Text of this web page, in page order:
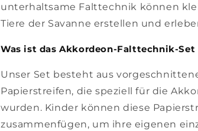
unterhaltsame Falttechnik können
Tiere der Savanne erstellen und
Was ist das Akkordeon-Falttechnik-Set
Unser Set besteht aus
Papierstreifen, die speziell für die
wurden. Kinder können diese
zusammenfügen, um ihre eigenen